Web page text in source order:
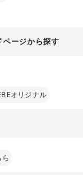
ージから探す
オリジナル